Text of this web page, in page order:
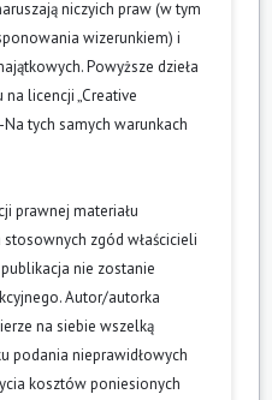
niczyich praw (w tym
wizerunkiem) i
Powyższe dzieła
licencji „Creative
tych samych warunkach
prawnej materiału
zgód właścicieli
nie zostanie
Autor/autorka
na siebie wszelką
podania nieprawidłowych
kosztów poniesionych